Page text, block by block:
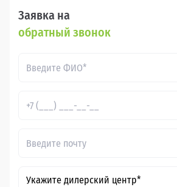
Заявка на
обратный звонок
Укажите дилерский центр*